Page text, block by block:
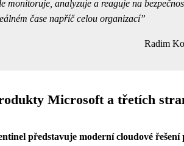
monitoruje, analyzuje a reaguje na
čase napříč celou organizací
Radim
Microsoft a třetích
představuje moderní cloudové řešení